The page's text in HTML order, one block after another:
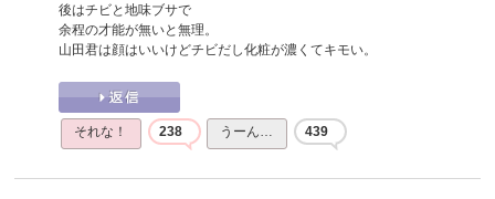
後はチビと地味ブサで
余程の才能が無いと無理。
山田君は顔はいいけどチビだし化粧が濃くてキモい。
それな！ 238 うーん… 439